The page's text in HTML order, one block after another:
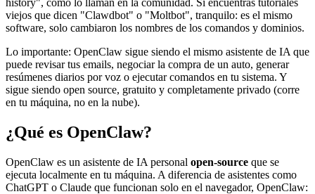
viejos que dicen "Clawdbot" o "Moltbot", tranquilo: es el mismo
software, solo cambiaron los nombres de los comandos y dominios.
Lo importante: OpenClaw sigue siendo el mismo asistente de IA que
puede revisar tus emails, negociar la compra de un auto, generar
resúmenes diarios por voz o ejecutar comandos en tu sistema. Y
sigue siendo open source, gratuito y completamente privado (corre
en tu máquina, no en la nube).
¿Qué es OpenClaw?
OpenClaw es un asistente de IA personal open-source que se
ejecuta localmente en tu máquina. A diferencia de asistentes como
ChatGPT o Claude que funcionan solo en el navegador, OpenClaw: